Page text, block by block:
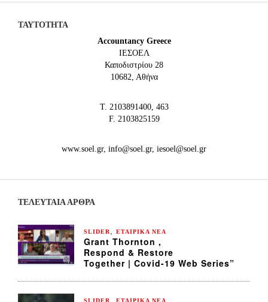
ΤΑΥΤΟΤΗΤΑ
Accountancy Greece
IEΣΟΕΛ
Καποδιστρίου 28
10682, Αθήνα
Τ. 2103891400, 463
F. 2103825159
www.soel.gr, info@soel.gr, iesoel@soel.gr
ΤΕΛΕΥΤΑΙΑ ΆΡΘΡΑ
SLIDER ΕΤΑΙΡΙΚΑ ΝΕΑ
Grant Thornton ,
Respond & Restore
Together | Covid-19 Web Series”
SLIDER ΕΤΑΙΡΙΚΑ ΝΕΑ